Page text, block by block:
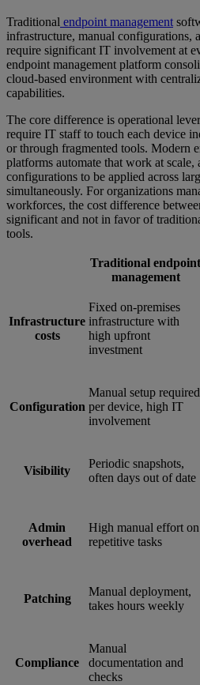
Traditional endpoint management
infrastructure, manual configurations,
require significant IT involvement at
endpoint management platform
cloud-based environment with
capabilities.
The core difference is operational
require IT staff to touch each device
or through fragmented tools. Modern
platforms automate that work at
configurations to be applied across
simultaneously. For organizations
workforces, the cost difference
significant and not in favor of
tools.
Traditional endpoint
management
Infrastructure
costs
Fixed on-premises
infrastructure with
high upfront
investment
Configuration
Manual setup required
per device, high IT
involvement
Visibility
Periodic snapshots,
often days out of date
Admin
overhead
High manual effort on
repetitive tasks
Patching
Manual deployment,
takes hours weekly
Compliance
Manual
documentation and
checks